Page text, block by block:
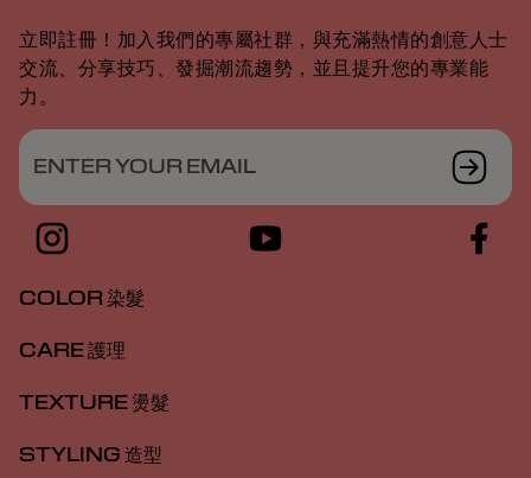
立即註冊！加入我們的專屬社群，與充滿熱情的創意人士
交流、分享技巧、發掘潮流趨勢，並且提升您的專業能
力。
ENTER YOUR EMAIL
COLOR 染髮
CARE 護理
TEXTURE 燙髮
STYLING 造型